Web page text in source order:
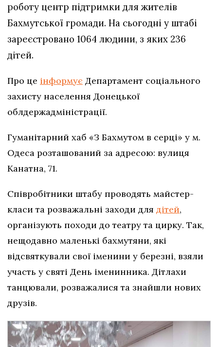
роботу центр підтримки для жителів
Бахмутської громади. На сьогодні у штабі
зареєстровано 1064 людини, з яких 236
дітей.
Про це інформує Департамент соціального
захисту населення Донецької
облдержадміністрації.
Гуманітарний хаб «З Бахмутом в серці» у м.
Одеса розташований за адресою: вулиця
Канатна, 71.
Співробітники штабу проводять майстер-
класи та розважальні заходи для дітей,
організують походи до театру та цирку. Так,
нещодавно маленькі бахмутяни, які
відсвяткували свої іменини у березні, взяли
участь у святі День іменинника. Дітлахи
танцювали, розважалися та знайшли нових
друзів.